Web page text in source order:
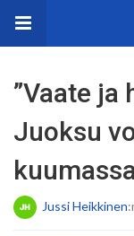
”Vaate ja
Juoksu
Jussi Heikkinen